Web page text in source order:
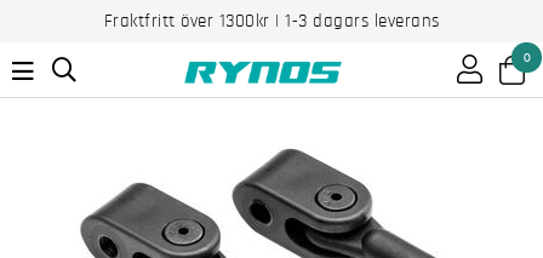
Fraktfritt över 1300kr | 1-3 dagars leverans
0